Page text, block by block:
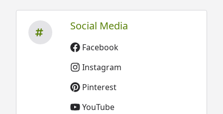
Social Media
Facebook
Instagram
Pinterest
YouTube